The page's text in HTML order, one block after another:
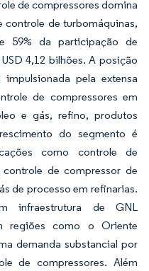
de compressores domina
de turbomáquinas,
59% da participação de
4,12 bilhões. A posição
pela extensa
de compressores em
e gás, refino, produtos
do segmento é
como controle de
de compressor de
de processo em refinarias.
infraestrutura de GNL
regiões como o Oriente
demanda substancial por
de compressores. Além